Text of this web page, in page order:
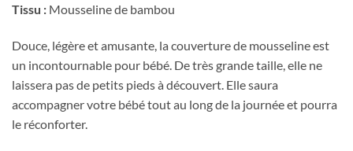
Tissu : Mousseline de bambou
Douce, légère et amusante, la couverture de mousseline est
un incontournable pour bébé. De très grande taille, elle ne
laissera pas de petits pieds à découvert. Elle saura
accompagner votre bébé tout au long de la journée et pourra
le réconforter.